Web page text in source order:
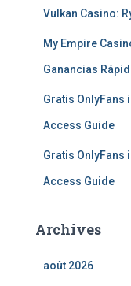
Vulkan Casino:
My Empire
Ganancias
Gratis OnlyFans
Access Guide
Gratis OnlyFans
Access Guide
Archives
août 2026